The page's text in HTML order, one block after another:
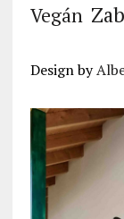
Vegán
Design by